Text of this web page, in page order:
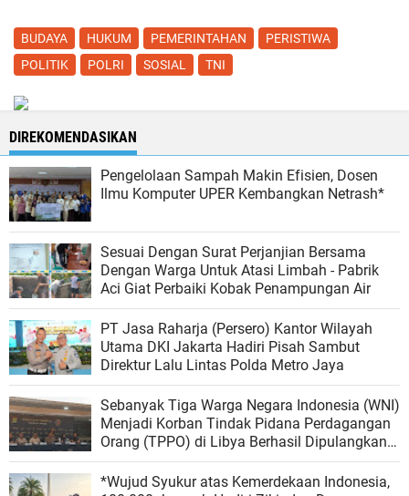
BUDAYA HUKUM PEMERINTAHAN
PERISTIWA
POLITIK
POLRI SOSIAL TNI
DIREKOMENDASIKAN
Pengelolaan Sampah Makin Efisien, Dosen
Ilmu Komputer UPER Kembangkan Netrash*
Sesuai Dengan Surat Perjanjian Bersama
Dengan Warga Untuk Atasi Limbah - Pabrik
Aci Giat Perbaiki Kobak Penampungan Air
PT Jasa Raharja (Persero) Kantor Wilayah
Utama DKI Jakarta Hadiri Pisah Sambut
Direktur Lalu Lintas Polda Metro Jaya
Sebanyak Tiga Warga Negara Indonesia (WNI)
Menjadi Korban Tindak Pidana Perdagangan
Orang (TPPO) di Libya Berhasil Dipulangkan
Ke - Indonesia. Mereka adalah NAR, SS, dan
NKR.
*Wujud Syukur atas Kemerdekaan Indonesia,